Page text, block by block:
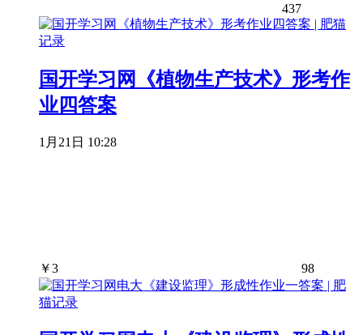
437
国开学习网《植物生产技术》形考作
业四答案
1月21日 10:28
￥3 98